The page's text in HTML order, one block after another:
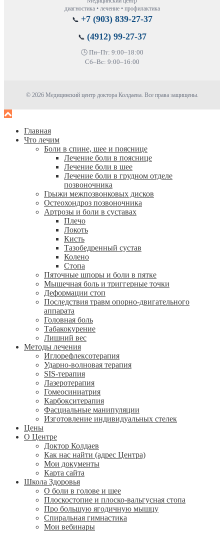
диагностика • лечение • профилактика
📞 +7 (903) 839-27-37
📞 (4912) 99-27-37
🕒 Пн–Пт: 9:00–18:00
Сб–Вс: 9:00–16:00
© 2026 Медицинский центр доктора Колдаева. Все права защищены.
Главная
Что лечим
Боли в спине, шее и пояснице
Лечение боли в пояснице
Лечение боли в шее
Лечение боли в грудном отделе
позвоночника
Грыжи межпозвонковых дисков
Остеохондроз позвоночника
Артрозы и боли в суставах
Плечо
Локоть
Кисть
Тазобедренный сустав
Колено
Стопа
Пяточные шпоры и боли в пятке
Мышечная боль и триггерные точки
Деформации стоп
Последствия травм опорно-двигательного
аппарата
Головная боль
Табакокурение
Лишний вес
Методы лечения
Иглорефлексотерапия
Ударно-волновая терапия
SIS-терапия
Лазеротерапия
Гомеосиниатрия
Карбокситерапия
Фасциальные манипуляции
Изготовление индивидуальных стелек
Цены
О Центре
Доктор Колдаев
Как нас найти (адрес Центра)
Мои документы
Карта сайта
Школа Здоровья
О боли в голове и шее
Плоскостопие и плоско-вальгусная стопа
Про большую ягодичную мышцу
Спиральная гимнастика
Мои вебинары